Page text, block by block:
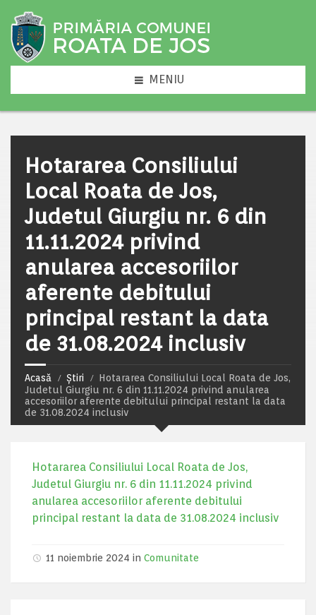
MENIU
Hotararea Consiliului
Local Roata de Jos,
Judetul Giurgiu nr. 6 din
11.11.2024 privind
anularea accesoriilor
aferente debitului
principal restant la data
de 31.08.2024 inclusiv
Acasă Știri
Hotararea Consiliului Local Roata de Jos,
Judetul Giurgiu nr. 6 din 11.11.2024 privind anularea
accesoriilor aferente debitului principal restant la data
de 31.08.2024 inclusiv
Hotararea Consiliului Local Roata de Jos,
Judetul Giurgiu nr. 6 din 11.11.2024 privind
anularea accesoriilor aferente debitului
principal restant la data de 31.08.2024 inclusiv
11 noiembrie 2024 in Comunitate